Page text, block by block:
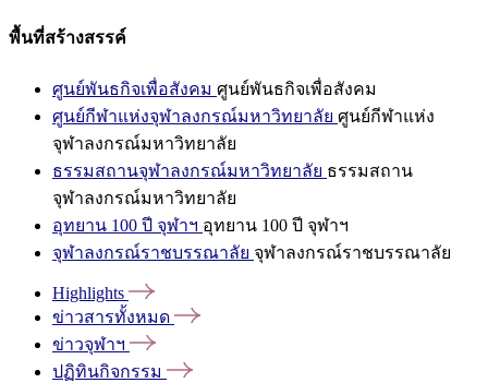
พื้นที่สร้างสรรค์
ศูนย์พันธกิจเพื่อสังคม ศูนย์พันธกิจเพื่อสังคม
ศูนย์กีฬาแห่งจุฬาลงกรณ์มหาวิทยาลัย ศูนย์กีฬาแห่ง
จุฬาลงกรณ์มหาวิทยาลัย
ธรรมสถานจุฬาลงกรณ์มหาวิทยาลัย ธรรมสถาน
จุฬาลงกรณ์มหาวิทยาลัย
อุทยาน 100 ปี จุฬาฯ อุทยาน 100 ปี จุฬาฯ
จุฬาลงกรณ์ราชบรรณาลัย จุฬาลงกรณ์ราชบรรณาลัย
Highlights
ข่าวสารทั้งหมด
ข่าวจุฬาฯ
ปฏิทินกิจกรรม